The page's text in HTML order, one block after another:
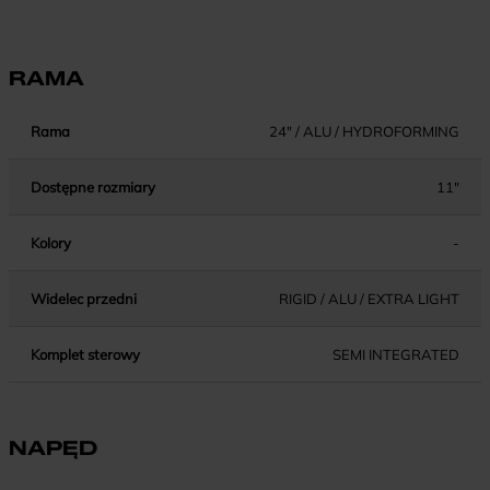
RAMA
Rama 24" / ALU / HYDROFORMING
Dostępne rozmiary 11"
Kolory -
Widelec przedni RIGID / ALU / EXTRA LIGHT
Komplet sterowy SEMI INTEGRATED
NAPĘD